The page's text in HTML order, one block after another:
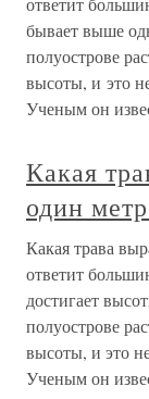
бывает выше
полуострове
высоты, и это
Ученым он
Какая
один
Какая трава
ответит
достигает
полуострове
высоты, и это
Ученым он